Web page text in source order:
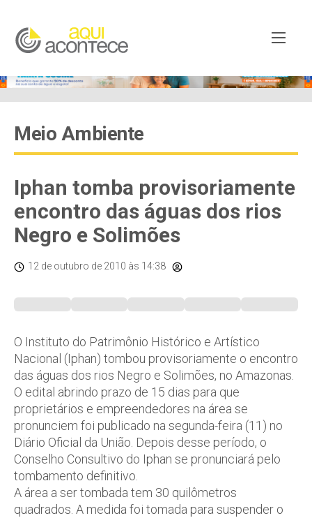
Meio Ambiente
Iphan tomba provisoriamente
encontro das águas dos rios
Negro e Solimões
12 de outubro de 2010 às 14:38
O Instituto do Patrimônio Histórico e Artístico
Nacional (Iphan) tombou provisoriamente o encontro
das águas dos rios Negro e Solimões, no Amazonas.
O edital abrindo prazo de 15 dias para que
proprietários e empreendedores na área se
pronunciem foi publicado na segunda-feira (11) no
Diário Oficial da União. Depois desse período, o
Conselho Consultivo do Iphan se pronunciará pelo
tombamento definitivo.
A área a ser tombada tem 30 quilômetros
quadrados. A medida foi tomada para suspender o